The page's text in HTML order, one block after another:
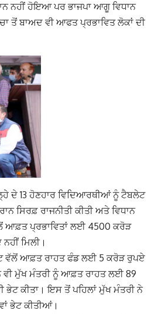
ਨਹੀਂ ਹੋਇਆ ਪਰ ਭਾਜਪਾ ਆਗੂ ਵਿਧਾਨ
ਤੋਂ ਬਾਅਦ ਵੀ ਆਫਤ ਪ੍ਰਭਾਵਿਤ ਲੋਕਾਂ ਦੀ
ਦੇ 13 ਹੋਣਹਾਰ ਵਿਦਿਆਰਥੀਆਂ ਨੂੰ ਟੈਬਲੇਟ
ਸਿਰਫ਼ ਰਾਜਨੀਤੀ ਕੀਤੀ ਅਤੇ ਵਿਧਾਨ
ਆਫ਼ਤ ਪ੍ਰਭਾਵਿਤਾਂ ਲਈ 4500 ਕਰੋੜ
ਮਿਲੀ।
ਵੱਲੋਂ ਆਫ਼ਤ ਰਾਹਤ ਫੰਡ ਲਈ 5 ਕਰੋੜ ਰੁਪਏ
ਵੀ ਮੁੱਖ ਮੰਤਰੀ ਨੂੰ ਆਫ਼ਤ ਰਾਹਤ ਲਈ 89
ਕੀਤਾ। ਇਸ ਤੋਂ ਪਹਿਲਾਂ ਮੁੱਖ ਮੰਤਰੀ ਨੇ
ਭੇਟ ਕੀਤੀਆਂ।